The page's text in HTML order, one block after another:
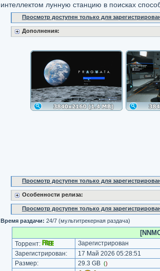
интеллектом лунную станцию в поисках
Просмотр доступен только для
Дополнения:
Просмотр доступен только для
Особенности релиза:
Просмотр доступен только для
Время раздачи: 24/7 (мультитрекерная раздача)
Торрент:
Зарегистрирован
Зарегистрирован:
17 Май 2026 05:28:51
Размер:
29.3 GB ()